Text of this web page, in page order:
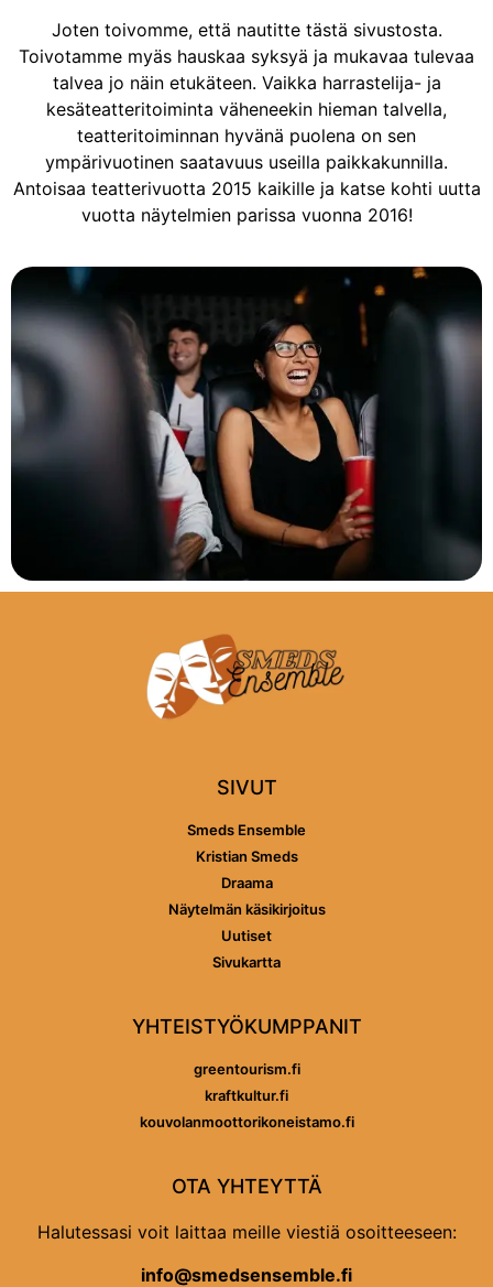
Joten toivomme, että nautitte tästä sivustosta.
Toivotamme myäs hauskaa syksyä ja mukavaa tulevaa
talvea jo näin etukäteen. Vaikka harrastelija- ja
kesäteatteritoiminta väheneekin hieman talvella,
teatteritoiminnan hyvänä puolena on sen
ympärivuotinen saatavuus useilla paikkakunnilla.
Antoisaa teatterivuotta 2015 kaikille ja katse kohti uutta
vuotta näytelmien parissa vuonna 2016!
SIVUT
Smeds Ensemble
Kristian Smeds
Draama
Näytelmän käsikirjoitus
Uutiset
Sivukartta
YHTEISTYÖKUMPPANIT
greentourism.fi
kraftkultur.fi
kouvolanmoottorikoneistamo.fi
OTA YHTEYTTÄ
Halutessasi voit laittaa meille viestiä osoitteeseen:
info@smedsensemble.fi